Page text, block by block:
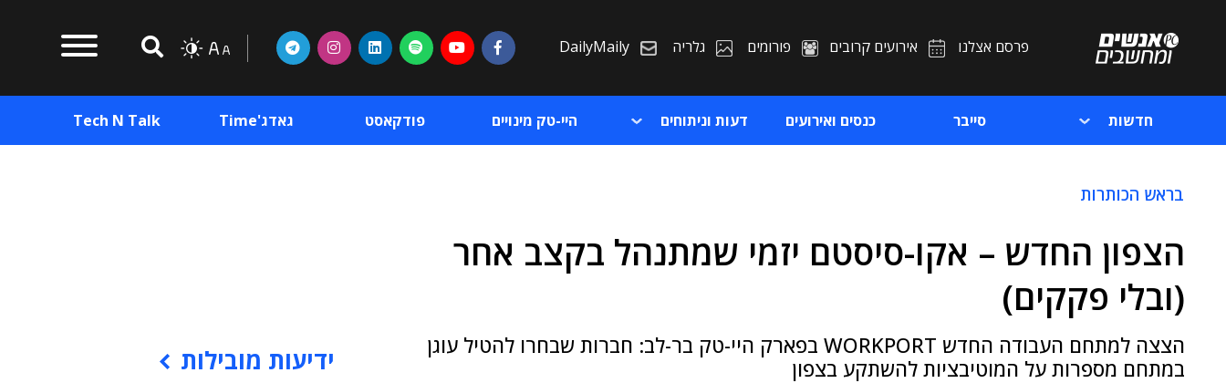
פרסם אצלנו אירועים קרובים פורומים גלריה DailyMaily
חדשות סייבר כנסים ואירועים דעות וניתוחים היי-טק מינויים פודקאסט גאדג'Time Tech N Talk
בראש הכותרות
הצפון החדש – אקו-סיסטם יזמי שמתנהל בקצב אחר
(ובלי פקקים)
הצצה למתחם העבודה החדש WORKPORT בפארק היי-טק בר-לב: חברות שבחרו להטיל עוגן
במתחם מספרות על המוטיבציות להשתקע בצפון
ידיעות מובילות